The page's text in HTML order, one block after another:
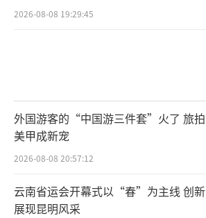
2026-08-08 19:29:45
外国游客的“中国游三件套”火了 旅拍
美甲成新宠
2026-08-08 20:57:12
云南省运会开幕式以“春”为主线 创新
展现昆明风采